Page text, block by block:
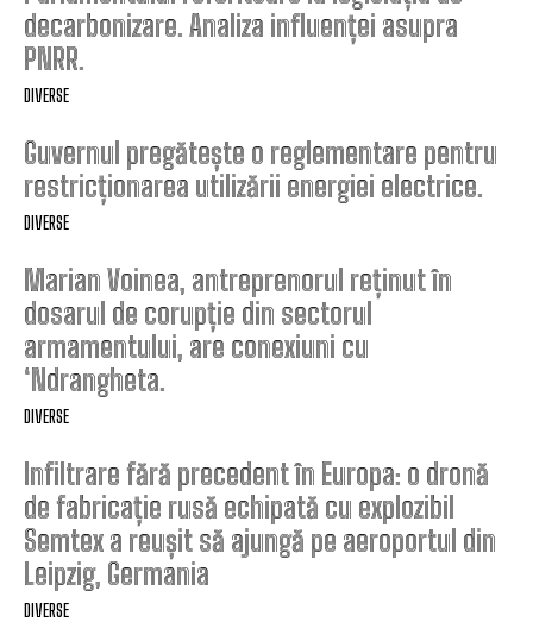
decarbonizare. Analiza influenței asupra
PNRR.
DIVERSE
Guvernul pregătește o reglementare pentru
restricționarea utilizării energiei electrice.
DIVERSE
Marian Voinea, antreprenorul reținut în
dosarul de corupție din sectorul
armamentului, are conexiuni cu
‘Ndrangheta.
DIVERSE
Infiltrare fără precedent în Europa: o dronă
de fabricație rusă echipată cu explozibil
Semtex a reușit să ajungă pe aeroportul din
Leipzig, Germania
DIVERSE